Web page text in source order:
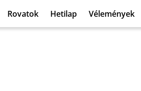
Rovatok Hetilap Vélemények